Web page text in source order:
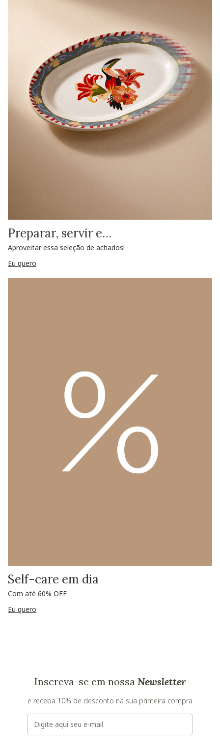
Preparar, servir e…
Aproveitar essa seleção de achados!
Eu quero
Self-care em dia
Com até 60% OFF
Eu quero
Inscreva-se em nossa Newsletter
e receba 10% de desconto na sua primeira compra
E-mail